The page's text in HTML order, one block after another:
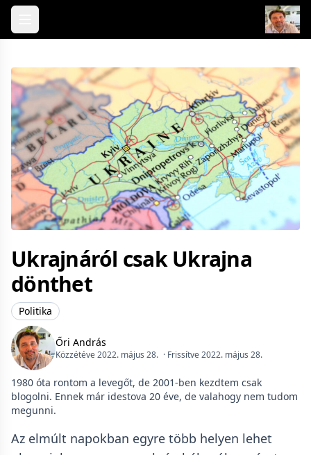
Skip to content
Ukrajnáról csak Ukrajna
dönthet
Politika
Őri András
Közzétéve 2022. május 28. · Frissítve 2022. május 28.
1980 óta rontom a levegőt, de 2001-ben kezdtem csak
blogolni. Ennek már idestova 20 éve, de valahogy nem tudom
megunni.
Az elmúlt napokban egyre több helyen lehet